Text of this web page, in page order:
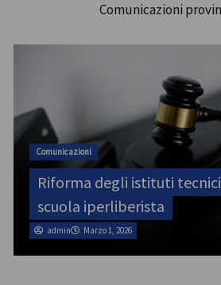
Comunicazioni
ATA
SINATAS Venezia,
il 31 luglio
admin Marzo 1, 2026